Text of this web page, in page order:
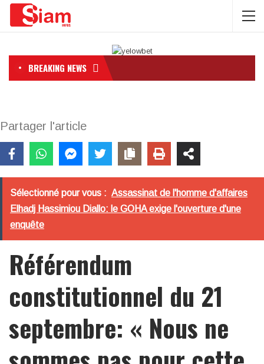
BREAKING NEWS
Partager l'article
Sélectionné pour vous : Assassinat de l'homme d'affaires
Elhadj Hassimiou Diallo: le GOHA exige l'ouverture d'une
enquête
Référendum
constitutionnel du 21
septembre: « Nous ne